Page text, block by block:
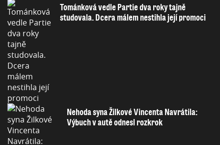
Tománková vedle Partie dva roky tajně
studovala. Dcera málem nestihla její promoci
Nehoda syna Žilkové Vincenta Navrátila:
Výbuch v autě odnesl rozkrok